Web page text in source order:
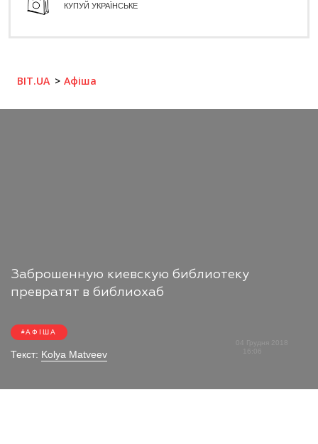
КУПУЙ УКРАЇНСЬКЕ
BIT.UA Афіша
Заброшенную киевскую библиотеку
превратят в библиохаб
АФІША
Текст: Kolya Matveev
04 Грудня 2018